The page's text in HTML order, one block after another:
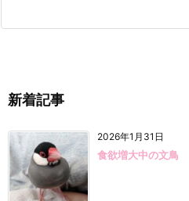
新着記事
2026年1月31日
食欲増大中の文鳥